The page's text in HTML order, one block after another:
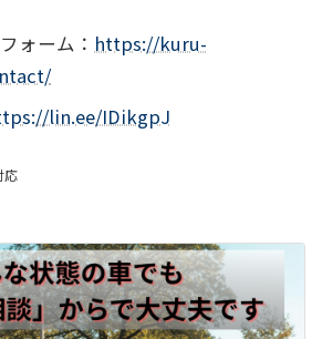
ォーム： https://kuru-
lin.ee/IDikgpJ
応